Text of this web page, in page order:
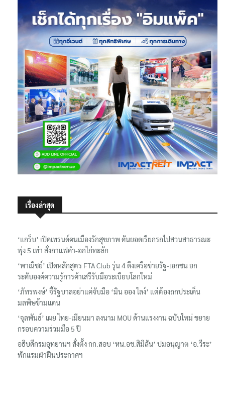
เรื่องล่าสุด
‘แกร็บ’ เปิดเทรนด์คนเมืองรักสุขภาพ ดันยอดเรียกรถไปสวนสาธารณะ
พุ่ง 5 เท่า สั่งกาแฟดำ-อกไก่ทะลัก
‘พาณิชย์’ เปิดหลักสูตร FTA Club รุ่น 4 ดึงเครือข่ายรัฐ-เอกชน ยก
ระดับองค์ความรู้การค้าเสรีรับมือระเบียบโลกใหม่
‘ภัทรพงษ์’ จี้รัฐบาลอย่าแค่จับมือ ‘มิน ออง ไลง์’ แต่ต้องถกประเด็น
มลพิษข้ามแดน
‘จุลพันธ์’ เผย ไทย-เมียนมา ลงนาม MOU ด้านแรงงาน ฉบับใหม่ ขยาย
กรอบความร่วมมือ 5 ปี
อธิบดีกรมอุทยานฯ​ สั่งตั้ง กก.สอบ ‘หน.อช.สิมิลัน’ ปมอนุญาต ‘อ.วีระ’
พักแรมฝ่าฝืนประกาศฯ